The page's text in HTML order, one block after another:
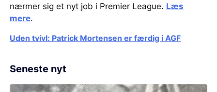
nærmer sig et nyt job i Premier League. Læs
mere.
Uden tvivl: Patrick Mortensen er færdig i AGF
Seneste nyt